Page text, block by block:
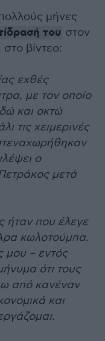
μήνες
του στον
βίντεο:
εχθές
με τον οποίο
και οκτώ
τις χειμερινές
ο
μετά
ήταν που έλεγε
κωλοτούμπα.
μου – εντός
ότι τους
από κανέναν
και